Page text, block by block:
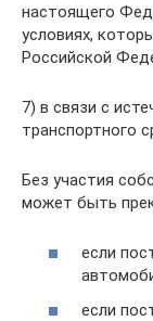
настоящего
условиях,
Российской
7) в связи с
транспортного
Без участия
может быть
если
если